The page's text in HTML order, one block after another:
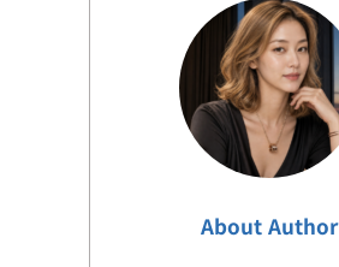
About Author